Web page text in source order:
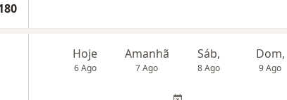
Hoje
6 Ago
Amanhã
7 Ago
Sáb,
8 Ago
Dom,
9 Ago